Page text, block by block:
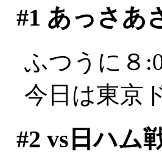
#1 あっさあ
ふつうに８
今日は東京
#2 vs日ハム